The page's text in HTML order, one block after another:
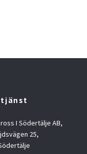
I Södertälje AB,
25,